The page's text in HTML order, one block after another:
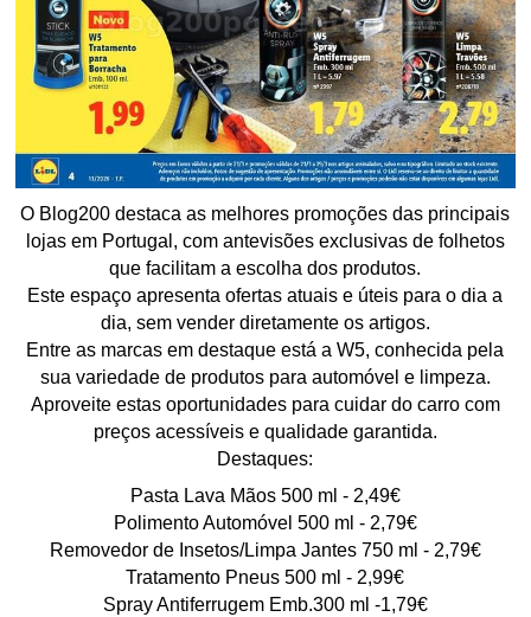
O Blog200 destaca as melhores promoções das principais
lojas em Portugal, com antevisões exclusivas de folhetos
que facilitam a escolha dos produtos.
Este espaço apresenta ofertas atuais e úteis para o dia a
dia, sem vender diretamente os artigos.
Entre as marcas em destaque está a W5, conhecida pela
sua variedade de produtos para automóvel e limpeza.
Aproveite estas oportunidades para cuidar do carro com
preços acessíveis e qualidade garantida.
Destaques:
Pasta Lava Mãos 500 ml - 2,49€
Polimento Automóvel 500 ml - 2,79€
Removedor de Insetos/Limpa Jantes 750 ml - 2,79€
Tratamento Pneus 500 ml - 2,99€
Spray Antiferrugem Emb.300 ml -1,79€